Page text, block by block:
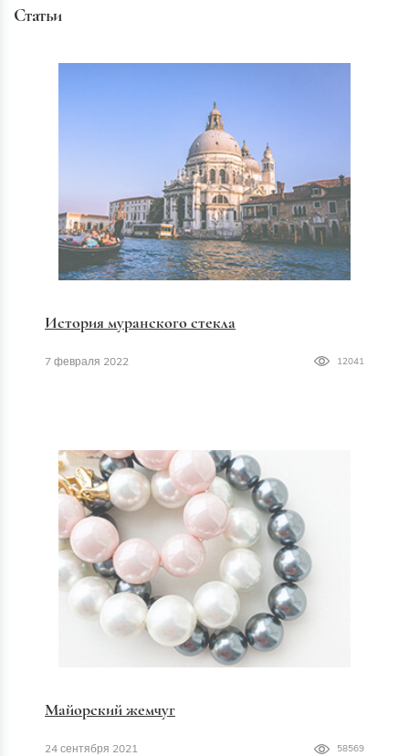
Статьи
История муранского стекла
7 февраля 2022 12041
Майорский жемчуг
24 сентября 2021 58569